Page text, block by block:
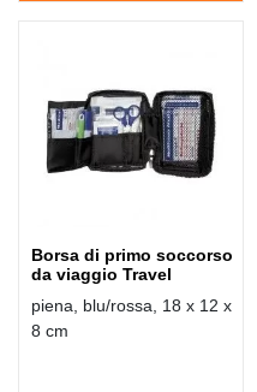
Borsa di primo soccorso
da viaggio Travel
piena, blu/rossa, 18 x 12 x
8 cm